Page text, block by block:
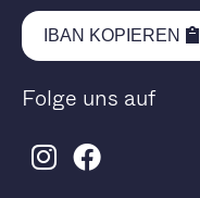
IBAN KOPIEREN
Folge uns auf